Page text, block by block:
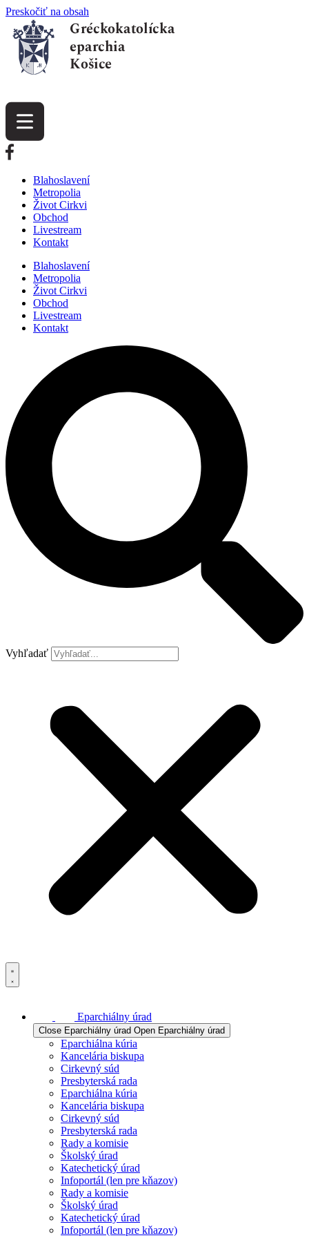
Preskočiť na obsah
Blahoslavení
Metropolia
Život Cirkvi
Obchod
Livestream
Kontakt
Blahoslavení
Metropolia
Život Cirkvi
Obchod
Livestream
Kontakt
Vyhľadať
Eparchiálny úrad
Close Eparchiálny úrad Open Eparchiálny úrad
Eparchiálna kúria
Kancelária biskupa
Cirkevný súd
Presbyterská rada
Eparchiálna kúria
Kancelária biskupa
Cirkevný súd
Presbyterská rada
Rady a komisie
Školský úrad
Katechetický úrad
Infoportál (len pre kňazov)
Rady a komisie
Školský úrad
Katechetický úrad
Infoportál (len pre kňazov)